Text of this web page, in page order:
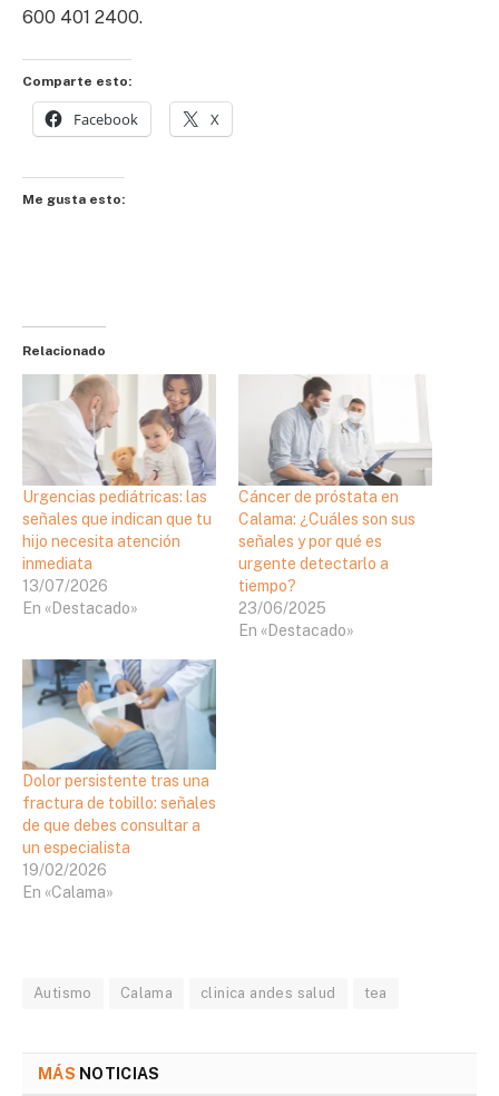
600 401 2400.
Comparte esto:
Facebook X
Me gusta esto:
Relacionado
Urgencias pediátricas: las
señales que indican que tu
hijo necesita atención
inmediata
13/07/2026
En «Destacado»
Cáncer de próstata en
Calama: ¿Cuáles son sus
señales y por qué es
urgente detectarlo a
tiempo?
23/06/2025
En «Destacado»
Dolor persistente tras una
fractura de tobillo: señales
de que debes consultar a
un especialista
19/02/2026
En «Calama»
Autismo Calama clinica andes salud tea
MÁS NOTICIAS